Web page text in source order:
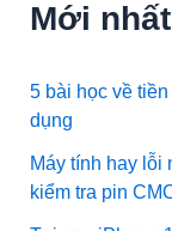
Mới nhất
5 bài học về
dụng
Máy tính hay lỗi
kiểm tra pin